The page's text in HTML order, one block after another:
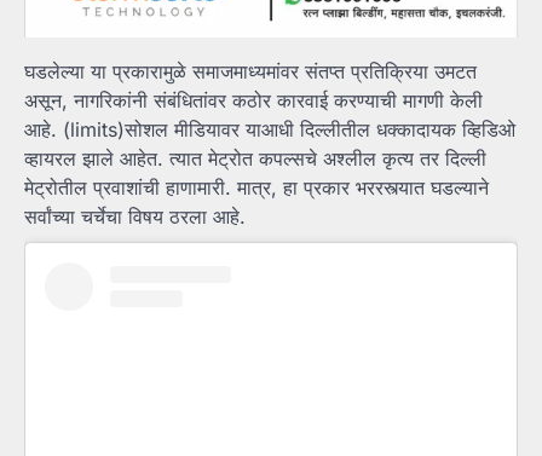
घडलेल्या या प्रकारामुळे समाजमाध्यमांवर संतप्त प्रतिक्रिया उमटत
असून, नागरिकांनी संबंधितांवर कठोर कारवाई करण्याची मागणी केली
आहे. (limits)सोशल मीडियावर याआधी दिल्लीतील धक्कादायक व्हिडिओ
व्हायरल झाले आहेत. त्यात मेट्रोत कपल्सचे अश्लील कृत्य तर दिल्ली
मेट्रोतील प्रवाशांची हाणामारी. मात्र, हा प्रकार भररस्त्यात घडल्याने
सर्वांच्या चर्चेचा विषय ठरला आहे.